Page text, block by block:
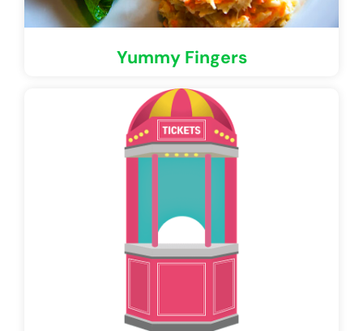
Yummy Fingers